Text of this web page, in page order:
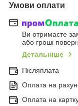
Умови оплати
Ви отримаєте
або гроші
Детальніше
Післяплата
Оплата на
Оплата на